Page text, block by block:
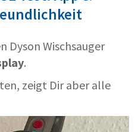
Dyson Wischsauger
.
zeigt Dir aber alle